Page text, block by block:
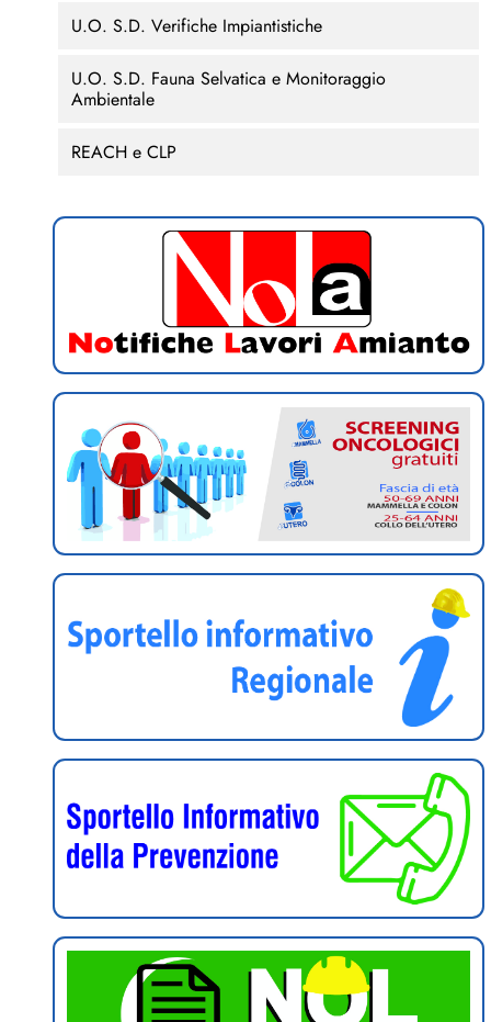
U.O. S.D. Verifiche Impiantistiche
U.O. S.D. Fauna Selvatica e Monitoraggio
Ambientale
REACH e CLP